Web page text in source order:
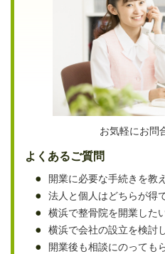
お気軽にお問
よくあるご質問
開業に必要な手続きを教
法人と個人はどちらが得
横浜で整骨院を開業した
横浜で会社の設立を検討
開業後も相談にのっても